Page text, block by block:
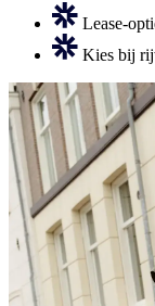
Lease-
Kies bij